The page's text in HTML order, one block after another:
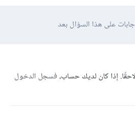
على هذا السؤال بعد
إذا كان لديك حساب،فسجل الدخول